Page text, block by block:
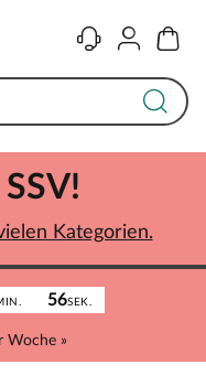
KontaktKonto
56SEK.
Woche »
Kategorien.